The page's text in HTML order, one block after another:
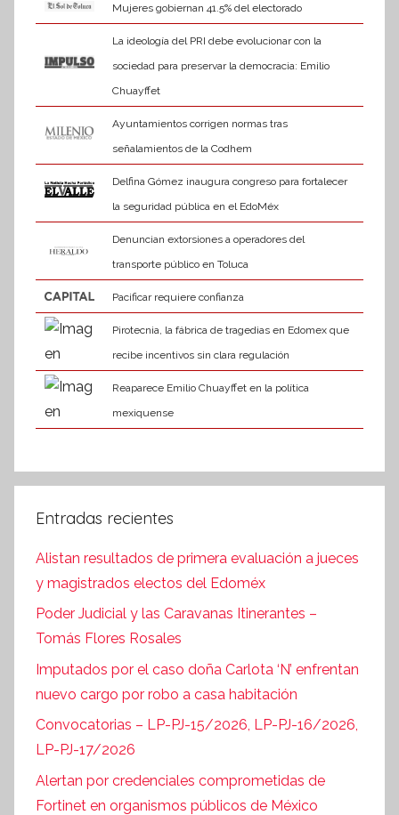
Mujeres gobiernan 41.5% del electorado
La ideología del PRI debe evolucionar con la
sociedad para preservar la democracia: Emilio
Chuayffet
Ayuntamientos corrigen normas tras
señalamientos de la Codhem
Delfina Gómez inaugura congreso para fortalecer
la seguridad pública en el EdoMéx
Denuncian extorsiones a operadores del
transporte público en Toluca
Pacificar requiere confianza
Pirotecnia, la fábrica de tragedias en Edomex que
recibe incentivos sin clara regulación
Reaparece Emilio Chuayffet en la política
mexiquense
Entradas recientes
Alistan resultados de primera evaluación a jueces
y magistrados electos del Edoméx
Poder Judicial y las Caravanas Itinerantes –
Tomás Flores Rosales
Imputados por el caso doña Carlota ‘N’ enfrentan
nuevo cargo por robo a casa habitación
Convocatorias – LP-PJ-15/2026, LP-PJ-16/2026,
LP-PJ-17/2026
Alertan por credenciales comprometidas de
Fortinet en organismos públicos de México